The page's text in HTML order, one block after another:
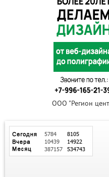
ООО "Регион